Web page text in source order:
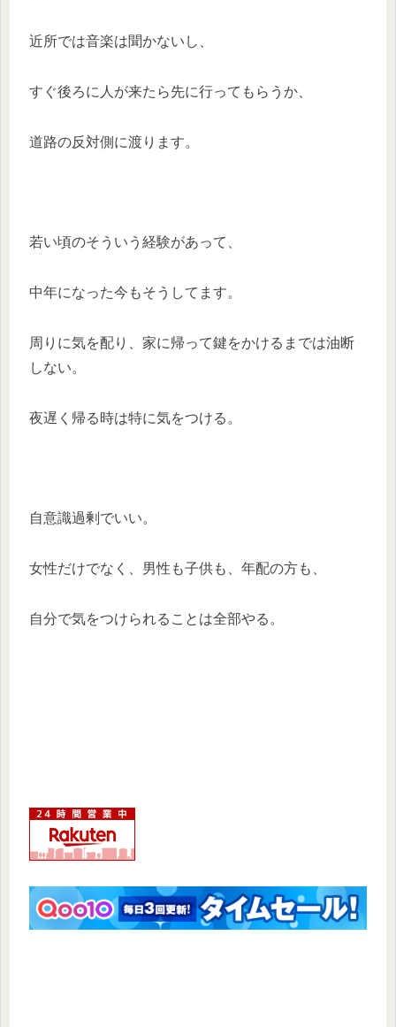
近所では音楽は聞かないし、
すぐ後ろに人が来たら先に行ってもらうか、
道路の反対側に渡ります。
若い頃のそういう経験があって、
中年になった今もそうしてます。
周りに気を配り、家に帰って鍵をかけるまでは油断
しない。
夜遅く帰る時は特に気をつける。
自意識過剰でいい。
女性だけでなく、男性も子供も、年配の方も、
自分で気をつけられることは全部やる。